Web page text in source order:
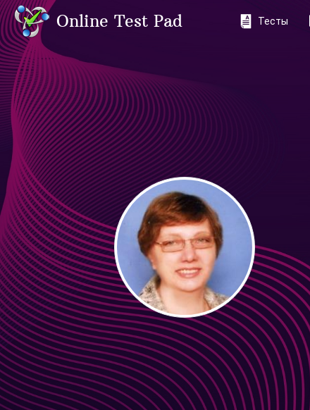
Online Test Pad Тесты